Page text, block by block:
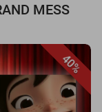
MESS
40%